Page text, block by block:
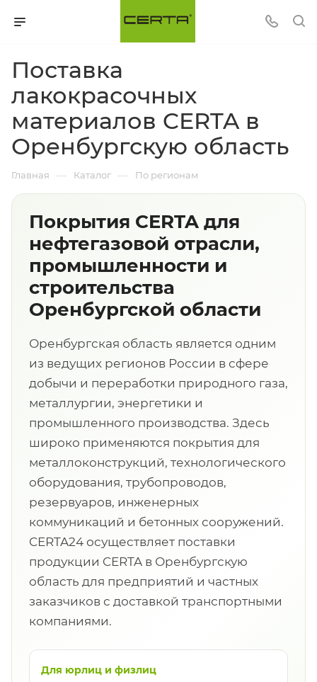
Поставка
лакокрасочных
материалов CERTA в
Оренбургскую область
Главная — Каталог — По регионам
Покрытия CERTA для
нефтегазовой отрасли,
промышленности и
строительства
Оренбургской области
Оренбургская область является одним
из ведущих регионов России в сфере
добычи и переработки природного газа,
металлургии, энергетики и
промышленного производства. Здесь
широко применяются покрытия для
металлоконструкций, технологического
оборудования, трубопроводов,
резервуаров, инженерных
коммуникаций и бетонных сооружений.
CERTA24 осуществляет поставки
продукции CERTA в Оренбургскую
область для предприятий и частных
заказчиков с доставкой транспортными
компаниями.
Для юрлиц и физлиц